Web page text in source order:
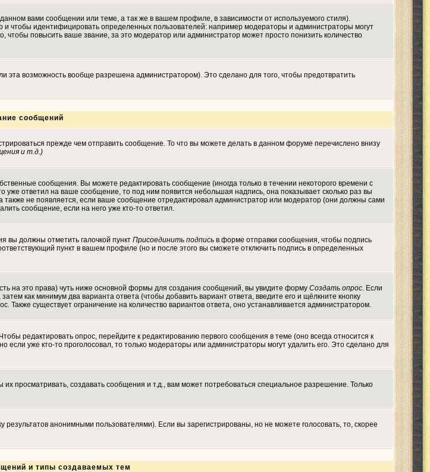
вами сообщении или теме, а так же в вашем профиле, в зависимости от используемого стиля).
чтобы идентифицировать определенных пользователей: например модераторы и администраторы могут
повысить ваше звание, за это модератор или администратор может просто понизить количество
эта возможность вообще разрешена администратором). Это сделано для того, чтобы предотвратить
сообщений
прежде чем отправить сообщение. То что вы можете делать в данном форуме перечислено внизу
и т.д.)
сообщения. Вы можете редактировать сообщение (иногда только в течении некоторого времени с
уже ответил на ваше сообщение, то под ним появится небольшая надпись, она показывает сколько раз вы
не появляется, если ваше сообщение отредактировал администратор или модератор (они должны сами
сообщение, если на него уже кто-то ответил.
вы должны отметить галочкой пункт Присоединить подпись в форме отправки сообщения, чтобы подпись
пункт в вашем профиле (но и после этого вы сможете отключить подпись в определенных
на это права) чуть ниже основной формы для создания сообщений, вы увидите форму Создать опрос. Если
как минимум два варианта ответа (чтобы добавить вариант ответа, введите его и щёлкните кнопку
существует ограничение на количество вариантов ответа, оно устанавливается администратором.
редактировать опрос, перейдите к редактированию первого сообщения в теме (оно всегда относится к
если уже кто-то проголосовал, то только модераторы или администраторы могут удалить его. Это сделано для
просматривать, создавать сообщения и т.д., вам может потребоваться специальное разрешение. Только
результатов анонимными пользователями). Если вы зарегистрированы, но не можете голосовать, то, скорее
и типы создаваемых тем